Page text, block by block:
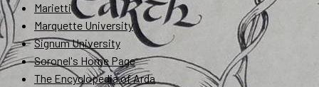
Marietti
Marquette University
Signum University
Soronel's Home Page
The Encyclopedia of Arda